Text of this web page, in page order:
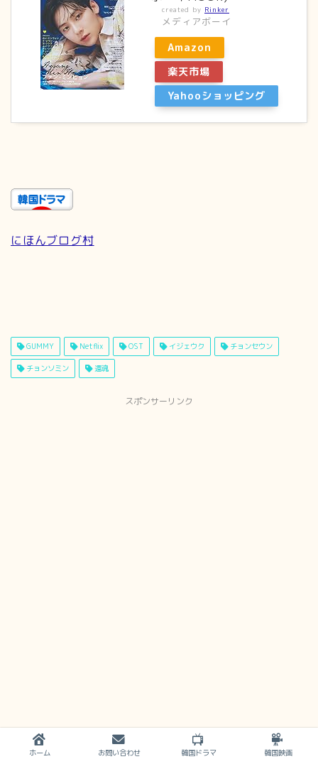
created by Rinker
メディアボーイ
Amazon
楽天市場
Yahooショッピング
にほんブログ村
GUMMY Netflix OST イジェウク チョンセウン
チョンソミン 還魂
スポンサーリンク
ホーム お問い合わせ 韓国ドラマ 韓国映画